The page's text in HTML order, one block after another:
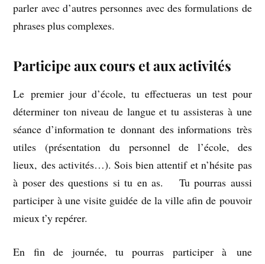
parler avec d’autres personnes avec des formulations de
phrases plus complexes.
Participe aux cours et aux activités
Le premier jour d’école, tu effectueras un test pour
déterminer ton niveau de langue et tu assisteras à une
séance d’information te donnant des informations très
utiles (présentation du personnel de l’école, des
lieux, des activités…). Sois bien attentif et n’hésite pas
à poser des questions si tu en as. Tu pourras aussi
participer à une visite guidée de la ville afin de pouvoir
mieux t’y repérer.
En fin de journée, tu pourras participer à une